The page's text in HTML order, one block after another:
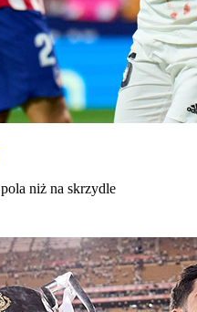
niż na skrzydle